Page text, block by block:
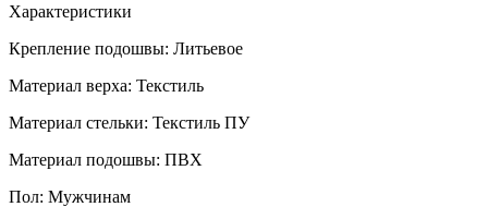
Характеристики
Крепление подошвы: Литьевое
Материал верха: Текстиль
Материал стельки: Текстиль ПУ
Материал подошвы: ПВХ
Пол: Мужчинам